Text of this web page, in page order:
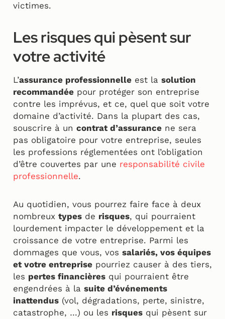
victimes.
Les risques qui pèsent sur
votre activité
L’assurance professionnelle est la solution
recommandée pour protéger son entreprise
contre les imprévus, et ce, quel que soit votre
domaine d’activité. Dans la plupart des cas,
souscrire à un contrat d’assurance ne sera
pas obligatoire pour votre entreprise, seules
les professions réglementées ont l’obligation
d’être couvertes par une responsabilité civile
professionnelle.
Au quotidien, vous pourrez faire face à deux
nombreux types de risques, qui pourraient
lourdement impacter le développement et la
croissance de votre entreprise. Parmi les
dommages que vous, vos salariés, vos équipes
et votre entreprise pourriez causer à des tiers,
les pertes financières qui pourraient être
engendrées à la suite d’événements
inattendus (vol, dégradations, perte, sinistre,
catastrophe, …) ou les risques qui pèsent sur